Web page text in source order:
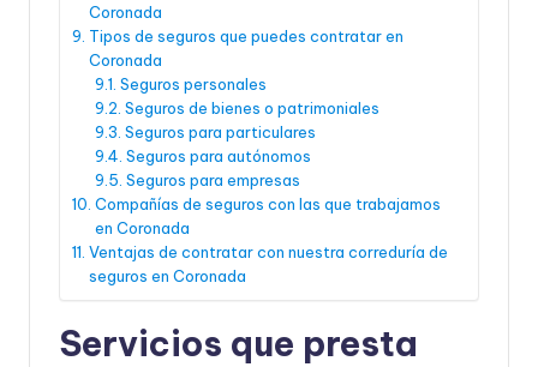
Coronada
Tipos de seguros que puedes contratar en
Coronada
Seguros personales
Seguros de bienes o patrimoniales
Seguros para particulares
Seguros para autónomos
Seguros para empresas
Compañías de seguros con las que trabajamos
en Coronada
Ventajas de contratar con nuestra correduría de
seguros en Coronada
Servicios que presta